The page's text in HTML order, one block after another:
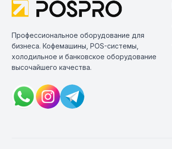
Профессиональное оборудование для
бизнеса. Кофемашины, POS-системы,
холодильное и банковское оборудование
высочайшего качества.